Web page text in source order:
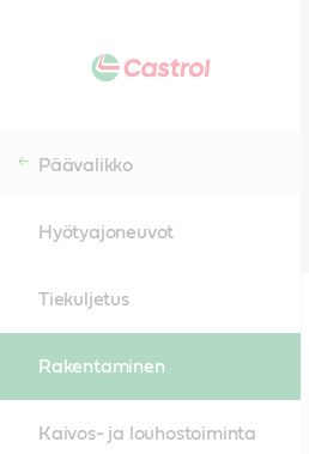
Päävalikko
Hyötyajoneuvot
Tiekuljetus
Rakentaminen
Kaivos- ja louhostoiminta